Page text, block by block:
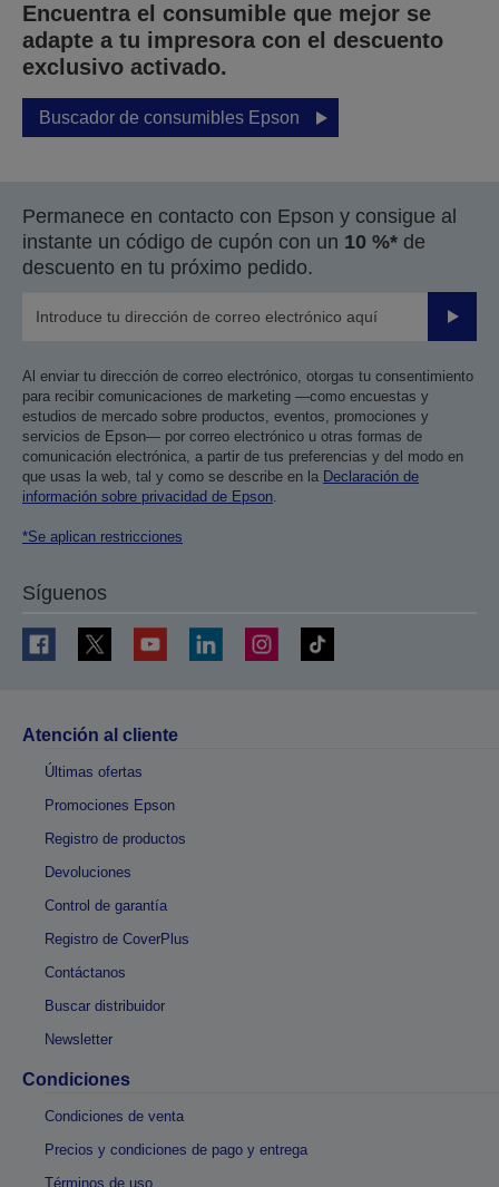
Encuentra el consumible que mejor se
adapte a tu impresora con el descuento
exclusivo activado.
Buscador de consumibles Epson
Permanece en contacto con Epson y consigue al
instante un código de cupón con un 10 %* de
descuento en tu próximo pedido.
Enviar
Al enviar tu dirección de correo electrónico, otorgas tu consentimiento
para recibir comunicaciones de marketing —como encuestas y
estudios de mercado sobre productos, eventos, promociones y
servicios de Epson— por correo electrónico u otras formas de
comunicación electrónica, a partir de tus preferencias y del modo en
que usas la web, tal y como se describe en la Declaración de
información sobre privacidad de Epson.
*Se aplican restricciones
Síguenos
Atención al cliente
Últimas ofertas
Promociones Epson
Registro de productos
Devoluciones
Control de garantía
Registro de CoverPlus
Contáctanos
Buscar distribuidor
Newsletter
Condiciones
Condiciones de venta
Precios y condiciones de pago y entrega
Términos de uso